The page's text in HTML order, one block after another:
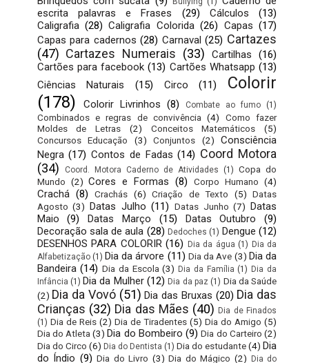
escrita palavras e Frases
(29) Cálculos
(13)
Caligrafia (28) Caligrafia Colorida (26) Capas (17)
Capas para cadernos (28) Carnaval (25) Cartazes
(47) Cartazes Numerais (33) Cartilhas
(16)
Cartões para facebook (13) Cartões Whatsapp (13)
Ciências Naturais
(15) Circo (11)
Colorir
(178)
Colorir Livrinhos (8) Combate ao fumo (1)
Combinados e regras de convivência (4)
Como fazer
Moldes de Letras
(2) Conceitos Matemáticos
(5)
Concursos Educação
(3) Conjuntos (2)
Consciência
Negra (17) Contos de Fadas (14) Coord Motora
(34)
Coord. Motora Caderno de Atividades (1) Copa do
Mundo (2) Cores e Formas (8) Corpo Humano (4)
Crachá (8) Crachás (6) Criação de Texto (5) Datas
Agosto (3) Datas Julho (11) Datas Junho (7) Datas
Maio
(9) Datas Março (15) Datas Outubro
(9)
Decoração sala de aula (28) Dedoches (1) Dengue (12)
DESENHOS PARA COLORIR (16) Dia da água (1) Dia da
Alfabetização (1) Dia da árvore (11) Dia da Ave (3) Dia da
Bandeira (14) Dia da Escola (3) Dia da Família (1) Dia da
Infância (1) Dia da Mulher (12) Dia da paz (1) Dia da Saúde
(2) Dia da Vovó (51) Dia das Bruxas (20) Dia das
Crianças (32) Dia das Mães (40) Dia de Finados
(1) Dia de Reis (2) Dia de Tiradentes (5) Dia do Amigo (5)
Dia do Atleta (3) Dia do Bombeiro (9) Dia do Carteiro (2)
Dia do Circo (6) Dia do Dentista (1) Dia do estudante(4) Dia
do Índio (9) Dia do Livro (3) Dia do Mágico (2)
Dia do